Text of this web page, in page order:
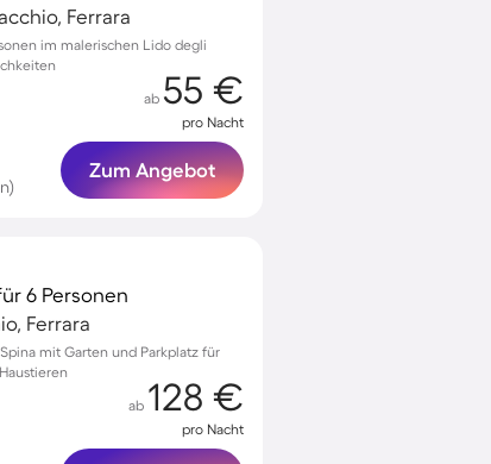
Ferrara
im malerischen Lido degli
ab 55 €
pro Nacht
Zum Angebot
6 Personen
Ferrara
mit Garten und Parkplatz für
ab 128 €
pro Nacht